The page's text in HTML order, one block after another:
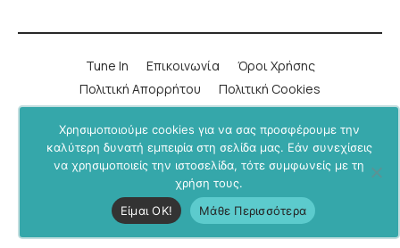
Tune In Επικοινωνία
Όροι Χρήσης
Πολιτική Απορρήτου
Πολιτική Cookies
LinkedInInstagramYouTubeFacebook
Υποστήριξε μας μέσα από τοBU+ στο Patreon .
Business Undercover © 2019-2026. All rights reserved.
Χρησιμοποιούμε cookies για να σας προσφέρουμε την
καλύτερη δυνατή εμπειρία στη σελίδα μας. Εάν συνεχίσεις
να χρησιμοποιείς την ιστοσελίδα, τότε συμφωνείς με τη
χρήση τους.
Είμαι ΟΚ!
Μάθε Περισσότερα